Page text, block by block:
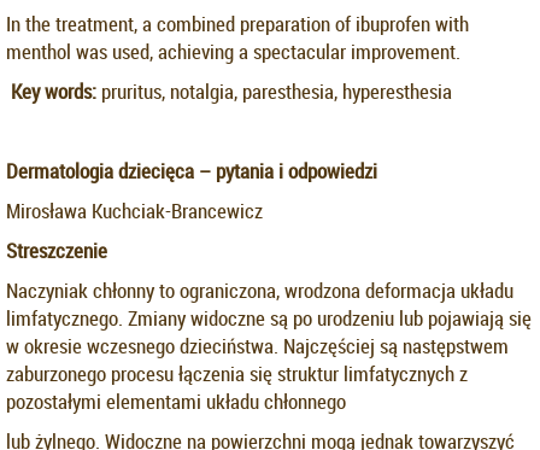
In the treatment, a combined preparation of ibuprofen with
menthol was used, achieving a spectacular improvement.
Key words: pruritus, notalgia, paresthesia, hyperesthesia
Dermatologia dziecięca – pytania i odpowiedzi
Mirosława Kuchciak-Brancewicz
Streszczenie
Naczyniak chłonny to ograniczona, wrodzona deformacja układu
limfatycznego. Zmiany widoczne są po urodzeniu lub pojawiają się
w okresie wczesnego dzieciństwa. Najczęściej są następstwem
zaburzonego procesu łączenia się struktur limfatycznych z
pozostałymi elementami układu chłonnego
lub żylnego. Widoczne na powierzchni mogą jednak towarzyszyć